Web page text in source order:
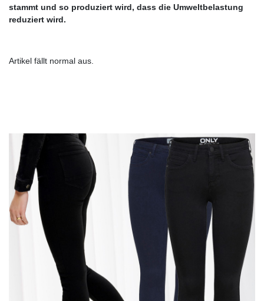
stammt und so produziert wird, dass die Umweltbelastung
reduziert wird.
Artikel fällt normal aus.